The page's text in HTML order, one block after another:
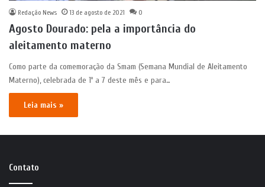
Redação News 13 de agosto de 2021 0
Agosto Dourado: pela a importância do
aleitamento materno
Como parte da comemoração da Smam (Semana Mundial de Aleitamento
Materno), celebrada de 1º a 7 deste mês e para…
Leia mais »
Contato